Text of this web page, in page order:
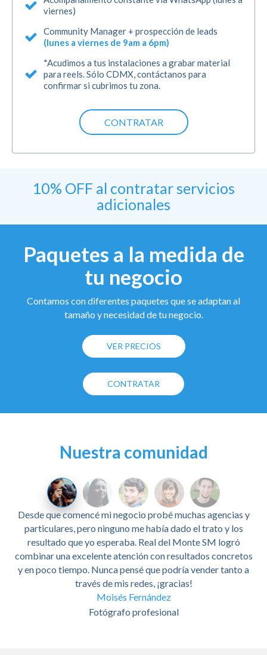
viernes)
Community Manager + prospección de leads
(lunes a viernes de 9am a 6pm)
*Acudimos a tus instalaciones a grabar material
para reels. Sólo CDMX, contáctanos para
confirmar si cubrimos tu zona.
CONTRATAR
10% OFF al contratar servicios
adicionales
Paquetes a la medida de
tu negocio
Contamos con diferentes paquetes que se adaptan al
tamaño y necesidad de tu negocio.
VER PRECIOS
CONTRATAR
Nuestra comunidad
Desde que comencé mi negocio probé muchas agencias y
particulares, pero ninguno me había dado el trato y los
resultado que yo esperaba. Real del Monte SM logró
combinar una excelente atención con resultados concretos
y en poco tiempo. Nunca pensé que podría vender tanto a
través de mis redes, ¡gracias!
Moisés Fernández
Fotógrafo profesional